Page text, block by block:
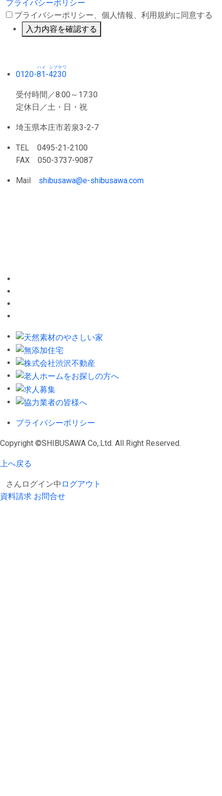
プライバシーポリシー
プライバシーポリシー、個人情報、利用規約に同意する
入力内容を確認する
0120-81
ハイ
-4230
シブサワ
受付時間／8:00～17:30
定休日／土・日・祝
埼玉県本庄市若泉3-2-7
TEL 0495-21-2100
FAX 050-3737-9087
Mail shibusawa@e-shibusawa.com
プライバシーポリシー
Copyright ©SHIBUSAWA Co,.Ltd. All Right Reserved.
上へ戻る
さんログイン中 ログアウト
資料請求 お問合せ